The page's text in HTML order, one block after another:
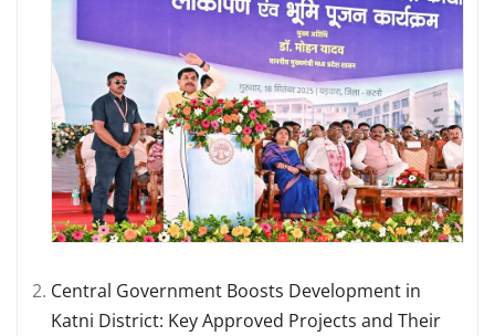
Central Government Boosts Development in
Katni District: Key Approved Projects and Their